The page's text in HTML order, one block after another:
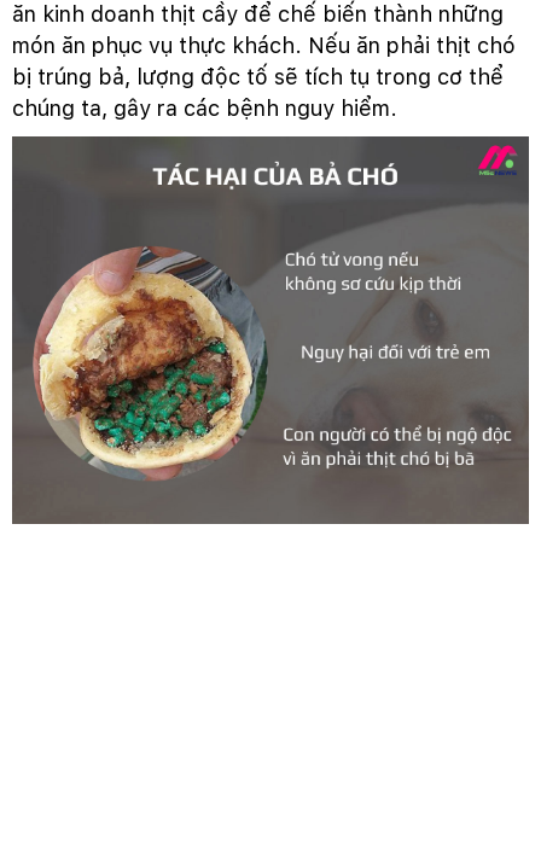
ăn kinh doanh thịt cầy để chế biến thành những
món ăn phục vụ thực khách. Nếu ăn phải thịt chó
bị trúng bả, lượng độc tố sẽ tích tụ trong cơ thể
chúng ta, gây ra các bệnh nguy hiểm.